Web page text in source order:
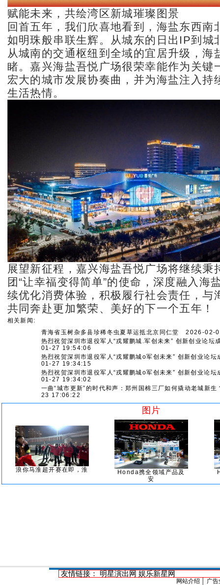
赋能未来，共绘湾区新城璀璨图景
回首五年，我们欣喜地看到，海盐东西南
如明珠般串联生辉。从城东的日出IP到城
从城南的交通枢纽到全域的宜居升级，海
睹。嘉兴海盐吾悦广场很荣幸能作为关键
宏大的城市发展协奏曲，并为海盐注入持
生活热情。
展望新征程，嘉兴海盐吾悦广场将继续秉
团“让幸福变得简单”的使命，深度融入海
续优化消费体验，积极履行社会责任，与
共同奔赴更加繁荣、美好的下一个五年！
相关新闻:
青海省玉树杂多县珍稀冬虫夏草运抵北京同仁堂
2026-02-
热烈祝贺深圳市退役军人“戎耀鹏城.军创未来” 创新创业论坛
01-27 19:54:06
热烈祝贺深圳市退役军人“戎耀鹏城o军创未来” 创新创业论坛
01-27 19:34:15
热烈祝贺深圳市退役军人“戎耀鹏城o军创未来” 创新创业论坛
01-27 19:34:02
一曲“城市更新”的时代和声：郑州国棉三厂如何撬动老城新生
23 17:06:22
图片
浪你马淮超开赛在即，淮
Honda携全领域产品及
安
友情链接： 明星演出网 娱乐新星网
网站介绍
广告